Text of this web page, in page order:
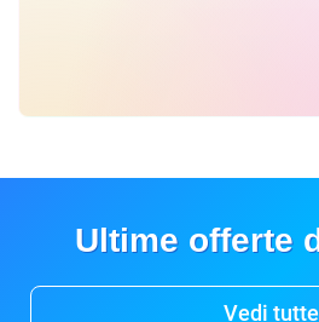
Ultime offerte
Vedi tutte